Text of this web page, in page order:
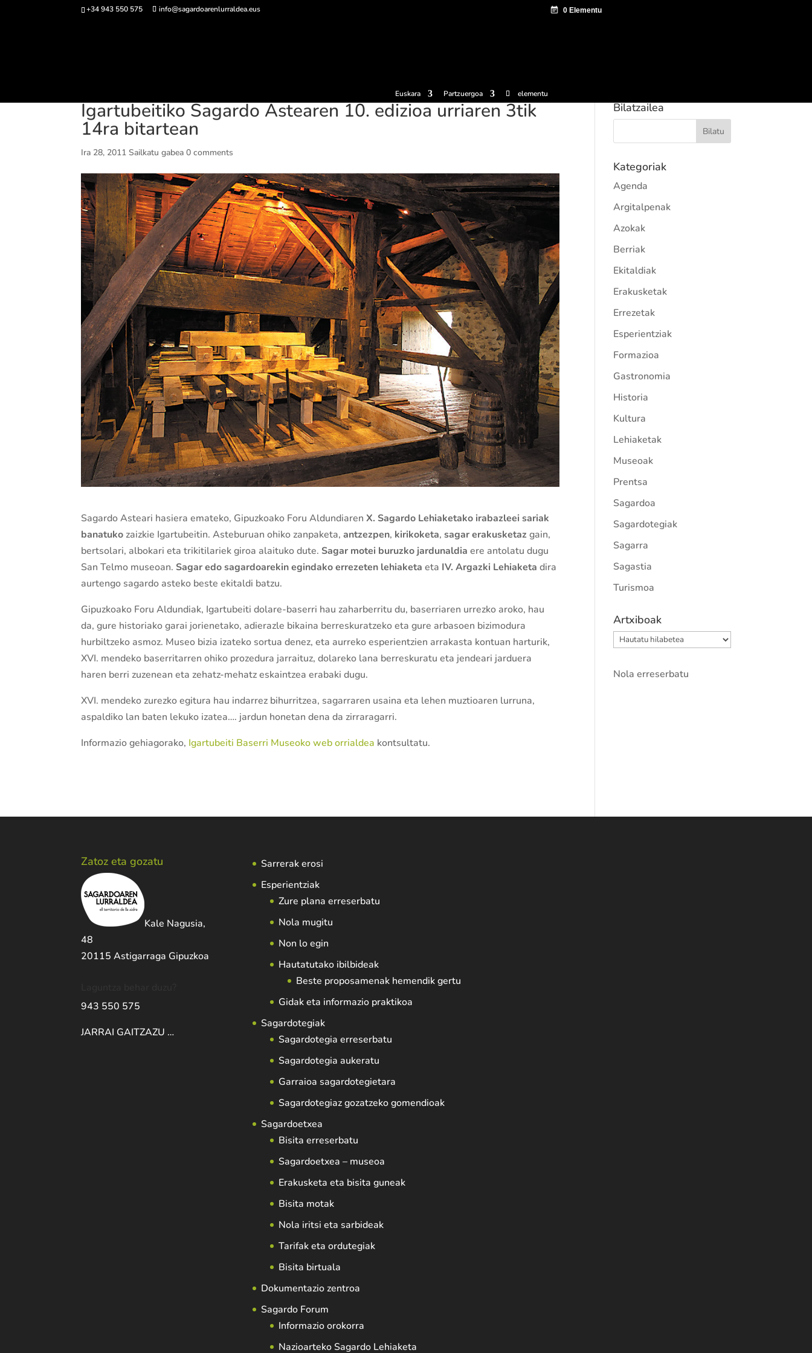
+34 943 550 575 info@sagardoarenlurraldea.eus
Euskara Partzuergoa elementu
Igartubeitiko Sagardo Astearen 10. edizioa urriaren 3tik
14ra bitartean
Ira 28, 2011 Sailkatu gabea 0 comments
Sagardo Asteari hasiera emateko, Gipuzkoako Foru AldundiarenX. Sagardo Lehiaketako irabazleei sariak
banatuko zaizkie Igartubeitin. Asteburuan ohiko zanpaketa,antzezpen, kirikoketa, sagar erakusketazgain,
bertsolari, albokari eta trikitilariek giroa alaituko dute. Sagar motei buruzko jardunaldiaere antolatu dugu
San Telmo museoan. Sagar edo sagardoarekin egindako errezeten lehiaketaeta IV. Argazki Lehiaketadira
aurtengo sagardo asteko beste ekitaldi batzu.
Gipuzkoako Foru Aldundiak, Igartubeiti dolare-baserri hau zaharberritu du, baserriaren urrezko aroko, hau
da, gure historiako garai jorienetako, adierazle bikaina berreskuratzeko eta gure arbasoen bizimodura
hurbiltzeko asmoz. Museo bizia izateko sortua denez, eta aurreko esperientzien arrakasta kontuan harturik,
XVI. mendeko baserritarren ohiko prozedura jarraituz, dolareko lana berreskuratu eta jendeari jarduera
haren berri zuzenean eta zehatz-mehatz eskaintzea erabaki dugu.
XVI. mendeko zurezko egitura hau indarrez bihurritzea, sagarraren usaina eta lehen muztioaren lurruna,
aspaldiko lan baten lekuko izatea…. jardun honetan dena da zirraragarri.
Informazio gehiagorako, Igartubeiti Baserri Museoko web orrialdea kontsultatu.
Bilatzailea
Kategoriak
Agenda
Argitalpenak
Azokak
Berriak
Ekitaldiak
Erakusketak
Errezetak
Esperientziak
Formazioa
Gastronomia
Historia
Kultura
Lehiaketak
Museoak
Prentsa
Sagardoa
Sagardotegiak
Sagarra
Sagastia
Turismoa
Artxiboak
Artxiboak
Nola erreserbatu
Zatoz eta gozatu
Kale Nagusia,
48
20115 Astigarraga Gipuzkoa
943 550 575
JARRAI GAITZAZU …
Sarrerak erosi
Esperientziak
Zure plana erreserbatu
Nola mugitu
Non lo egin
Hautatutako ibilbideak
Beste proposamenak hemendik gertu
Gidak eta informazio praktikoa
Sagardotegiak
Sagardotegia erreserbatu
Sagardotegia aukeratu
Garraioa sagardotegietara
Sagardotegiaz gozatzeko gomendioak
Sagardoetxea
Bisita erreserbatu
Sagardoetxea – museoa
Erakusketa eta bisita guneak
Bisita motak
Nola iritsi eta sarbideak
Tarifak eta ordutegiak
Bisita birtuala
Dokumentazio zentroa
Sagardo Forum
Informazio orokorra
Nazioarteko Sagardo Lehiaketa